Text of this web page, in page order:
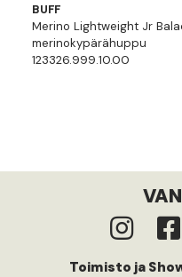
BUFF
Merino Lightweight Jr
merinokypärähuppu
123326.999.10.00
Toimisto ja